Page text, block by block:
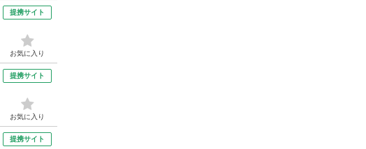
提携サイト
お気に入り
提携サイト
お気に入り
提携サイト